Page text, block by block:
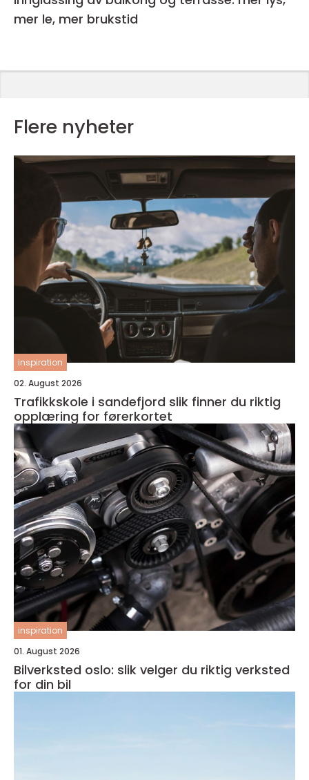
mer le, mer brukstid
Flere nyheter
inspiration
02. August 2026
Trafikkskole i sandefjord slik finner du riktig
opplæring for førerkortet
inspiration
01. August 2026
Bilverksted oslo: slik velger du riktig verksted
for din bil